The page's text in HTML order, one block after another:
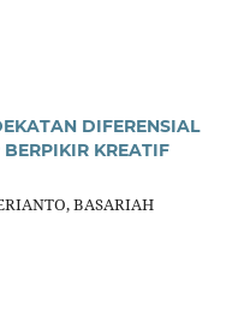
DIFERENSIAL
KREATIF
BASARIAH